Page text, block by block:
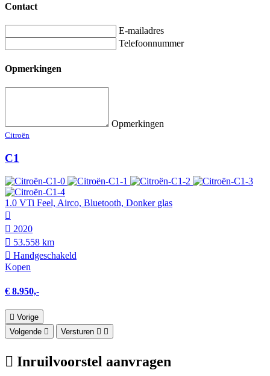
Contact
E-mailadres
Telefoonnummer
Opmerkingen
Opmerkingen
Citroën
C1
1.0 VTi Feel, Airco, Bluetooth, Donker glas
2020
53.558 km
Hand­geschakeld
Kopen
€ 8.950,-
Vorige
Volgende
Versturen
Inruilvoorstel aanvragen